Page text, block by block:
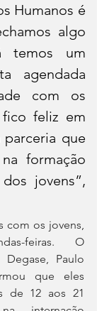
Humanos é
algo
temos um
agendada
com os
fico feliz em
que
formação
jovens”,
com os jovens,
feiras. O
Paulo
que eles
de 12 aos 21